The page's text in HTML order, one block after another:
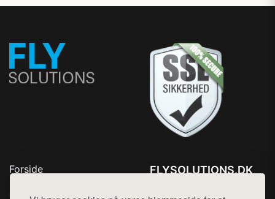
Forside
FLYSOLUTIONS.DK